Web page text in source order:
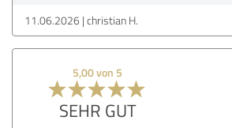
11.06.2026 christian H.
5,00 von 5
SEHR GUT